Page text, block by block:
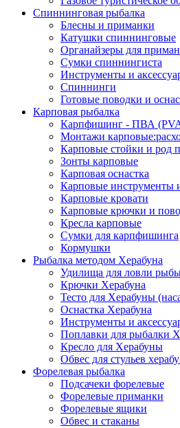
Спиннинговая рыбалка
Блесны и приманки
Катушки спиннинговые
Органайзеры для
Сумки спиннингиста
Инструменты и
Спиннинги
Готовые поводки и
Карповая рыбалка
Карпфишинг - ПВА
Монтажи
Карповые стойки и род
Зонты карповые
Карповая оснастка
Карповые инструменты
Карповые кровати
Карповые крючки и
Кресла карповые
Сумки для карпфишинга
Кормушки
Рыбалка методом Херабуна
Удилища для ловли
Крючки Херабуна
Тесто для Херабуны
Оснастка Херабуна
Инструменты и
Поплавки для рыбалки
Кресло для Херабуны
Обвес для стульев
Форелевая рыбалка
Подсачеки форелевые
Форелевые приманки
Форелевые ящики
Обвес и стаканы